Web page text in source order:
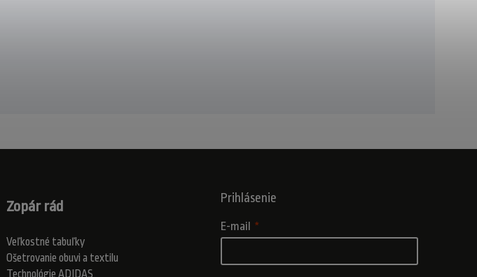
Zopár rád
Veľkostné tabuľky
Ošetrovanie obuvi a textilu
Technológie ADIDAS
Prihlásenie
E-mail